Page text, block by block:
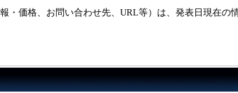
・価格、お問い合わせ先、URL等）は、発表日現在